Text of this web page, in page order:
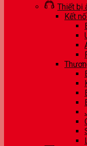
Thiết bị
Kết